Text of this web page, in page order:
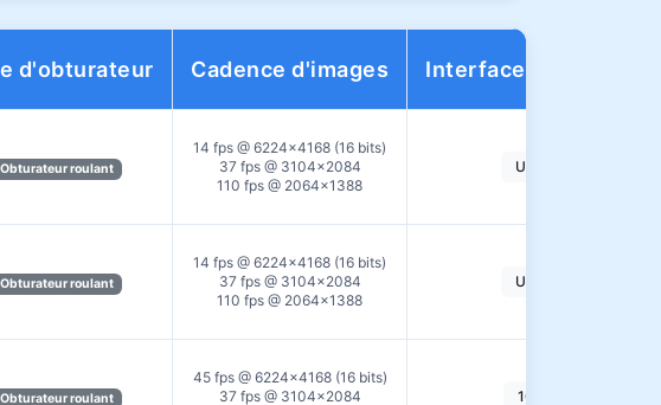
d'obturateur Cadence d'images Interface de données
Obturateur roulant
14 fps @ 6224×4168 (16 bits)
37 fps @ 3104×2084
110 fps @ 2064×1388
USB3.0
Obturateur roulant
14 fps @ 6224×4168 (16 bits)
37 fps @ 3104×2084
110 fps @ 2064×1388
USB3.0
Obturateur roulant
45 fps @ 6224×4168 (16 bits)
37 fps @ 3104×2084
10GigE